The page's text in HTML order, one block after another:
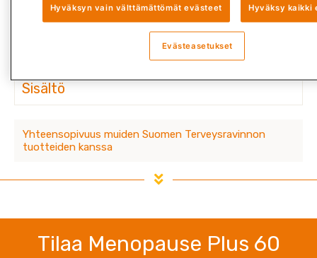
Kuvaus
Sisältö
Yhteensopivuus muiden Suomen Terveysravinnon
tuotteiden kanssa
Tilaa Menopause Plus 60
Hyväksyn vain välttämättömät evästeet Hyväksy kaikki
Evästeasetukset